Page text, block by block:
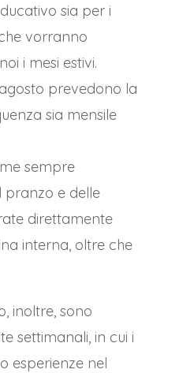
sia per i
vorranno
i mesi estivi.
prevedono la
sia mensile
sempre
pranzo e delle
direttamente
interna, oltre che
inoltre, sono
settimanali, in cui i
esperienze nel